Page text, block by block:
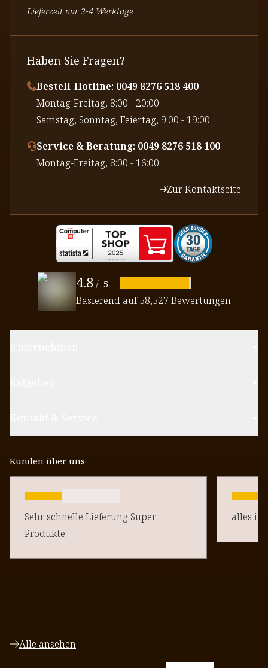
Lieferzeit nur 2-4 Werktage
Haben Sie Fragen?
Bestell-Hotline: 0049 8276 518 400
⁠Montag-Freitag, 8:00 - 20:00
⁠Samstag, Sonntag, Feiertag, 9:00 - 19:00
Service & Beratung: 0049 8276 518 100
⁠Montag-Freitag, 8:00 - 16:00
Zur Kontaktseite
4.8 / 5
Basierend auf58,527 Bewertungen
Kunden über uns
Sehr schnelle Lieferung Super
Produkte
alles in
Alle ansehen